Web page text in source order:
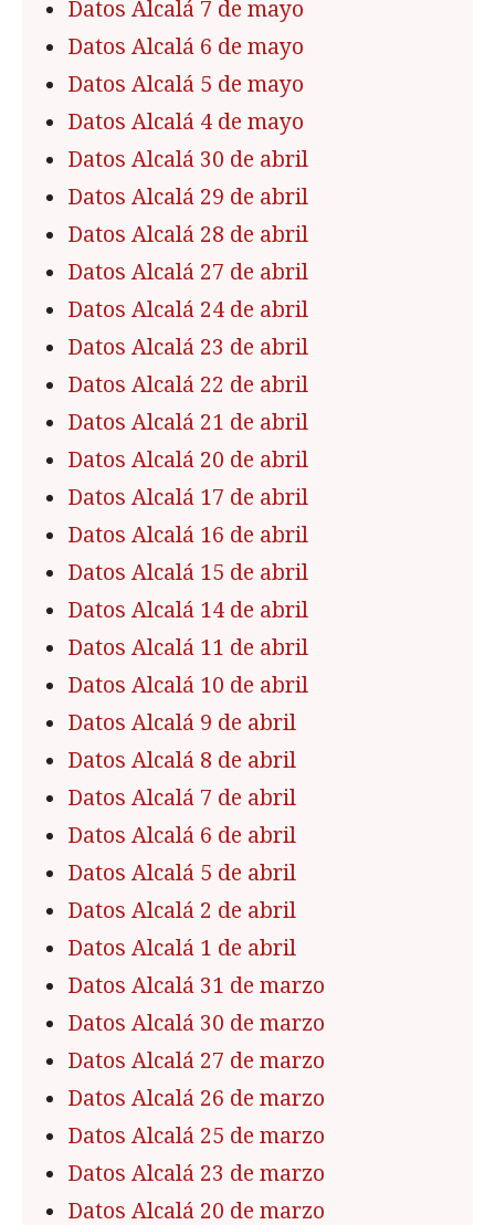
Datos Alcalá 7 de mayo
Datos Alcalá 6 de mayo
Datos Alcalá 5 de mayo
Datos Alcalá 4 de mayo
Datos Alcalá 30 de abril
Datos Alcalá 29 de abril
Datos Alcalá 28 de abril
Datos Alcalá 27 de abril
Datos Alcalá 24 de abril
Datos Alcalá 23 de abril
Datos Alcalá 22 de abril
Datos Alcalá 21 de abril
Datos Alcalá 20 de abril
Datos Alcalá 17 de abril
Datos Alcalá 16 de abril
Datos Alcalá 15 de abril
Datos Alcalá 14 de abril
Datos Alcalá 11 de abril
Datos Alcalá 10 de abril
Datos Alcalá 9 de abril
Datos Alcalá 8 de abril
Datos Alcalá 7 de abril
Datos Alcalá 6 de abril
Datos Alcalá 5 de abril
Datos Alcalá 2 de abril
Datos Alcalá 1 de abril
Datos Alcalá 31 de marzo
Datos Alcalá 30 de marzo
Datos Alcalá 27 de marzo
Datos Alcalá 26 de marzo
Datos Alcalá 25 de marzo
Datos Alcalá 23 de marzo
Datos Alcalá 20 de marzo